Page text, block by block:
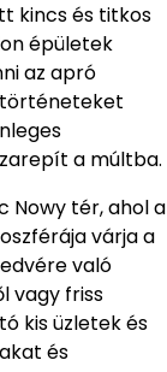
kincs és titkos
épületek
az apró
a múltba.
Nowy tér, ahol a
várja a
való
vagy friss
kis üzletek és
és